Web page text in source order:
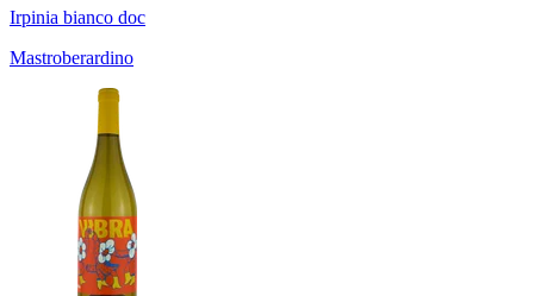
Irpinia bianco doc
Mastroberardino